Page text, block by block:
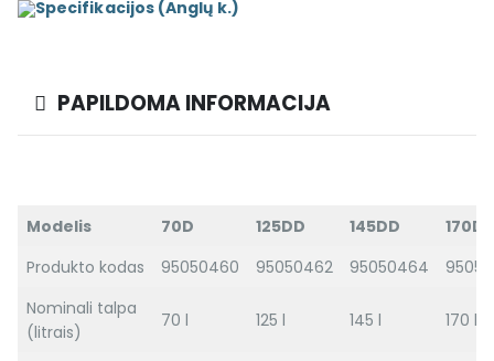
Specifikacijos (Anglų k.)
PAPILDOMA INFORMACIJA
Modelis 70D 125DD 145DD
Produkto kodas
95050460 95050462 95050464
Nominali talpa
(litrais)
70 l 125 l 145 l 170 l